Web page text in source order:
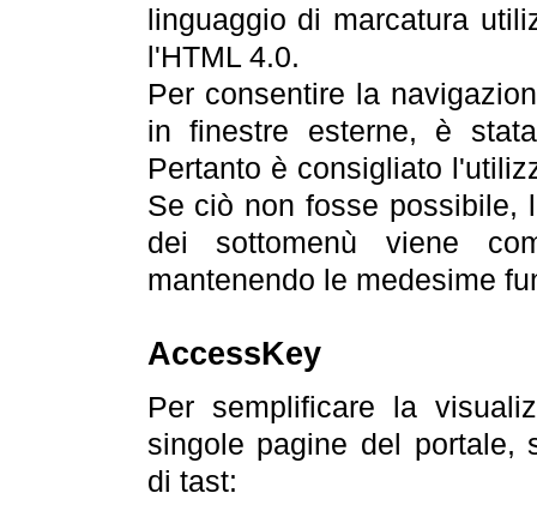
linguaggio di marcatura
l'HTML 4.0.
Per consentire la
in finestre esterne, è
Pertanto è consigliato
Se ciò non fosse possibile,
dei sottomenù viene
mantenendo le medesime
AccessKey
Per semplificare la
singole pagine del portale,
di tast: